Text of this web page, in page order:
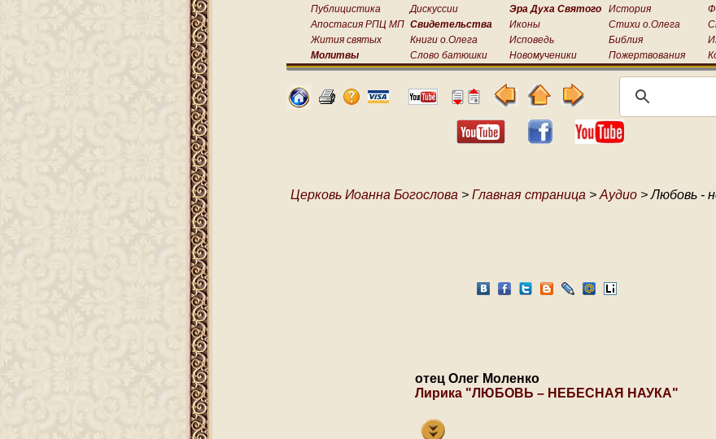
Публицистика
Дискуссии Эра Духа Святого История
Апостасия РПЦ МП Свидетельства Иконы Стихи о.Олега
Жития святых
Книги о.Олега Исповедь Библия
Молитвы
Слово батюшки Новомученики Пожертвования
Церковь Иоанна Богослова > Главная страница > Аудио > Любовь -
отец Олег Моленко
Лирика "ЛЮБОВЬ – НЕБЕСНАЯ НАУКА"